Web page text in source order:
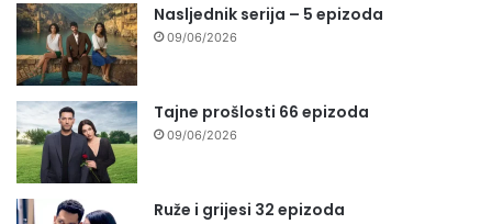
Nasljednik serija – 5 epizoda
09/06/2026
Tajne prošlosti 66 epizoda
09/06/2026
Ruže i grijesi 32 epizoda